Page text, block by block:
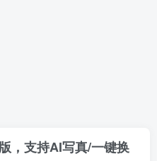
，支持AI写真/一键换